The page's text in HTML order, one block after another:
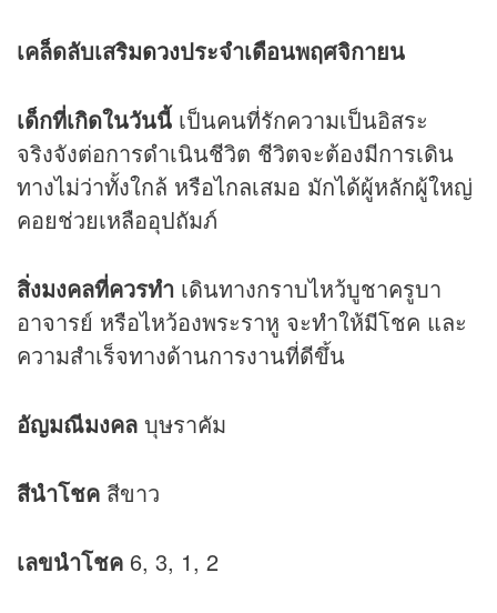
เคล็ดลับเสริมดวงประจำเดือนพฤศจิกายน
เด็กที่เกิดในวันนี้ เป็นคนที่รักความเป็นอิสระ
จริงจังต่อการดำเนินชีวิต ชีวิตจะต้องมีการเดิน
ทางไม่ว่าทั้งใกล้ หรือไกลเสมอ มักได้ผู้หลักผู้ใหญ่
คอยช่วยเหลืออุปถัมภ์
สิ่งมงคลที่ควรทำ เดินทางกราบไหว้บูชาครูบา
อาจารย์ หรือไหว้องพระราหู จะทำให้มีโชค และ
ความสำเร็จทางด้านการงานที่ดีขึ้น
อัญมณีมงคล บุษราคัม
สีนำโชค สีขาว
เลขนำโชค 6, 3, 1, 2